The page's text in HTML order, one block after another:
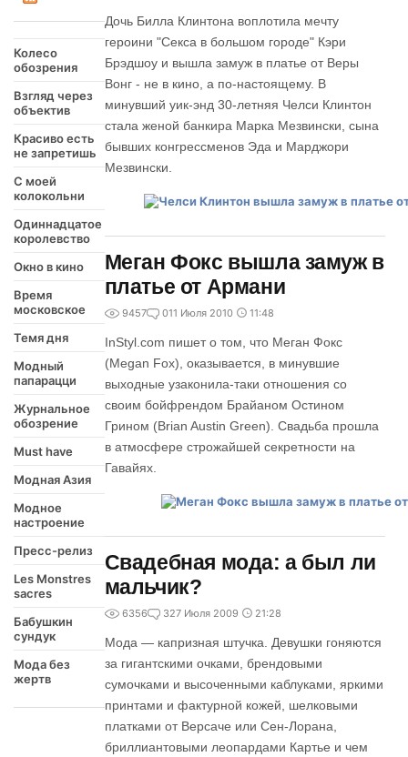
Колесо
обозрения
Взгляд через
объектив
Красиво есть
не запретишь
С моей
колокольни
Одиннадцатое
королевство
Окно в кино
Время
московское
Темя дня
Модный
папарацци
Журнальное
обозрение
Must have
Модная Азия
Модное
настроение
Пресс-релиз
Les Monstres
sacres
Бабушкин
сундук
Мода без
жертв
Дочь Билла Клинтона воплотила мечту
героини "Секса в большом городе" Кэри
Брэдшоу и вышла замуж в платье от Веры
Вонг - не в кино, а по-настоящему. В
минувший уик-энд 30-летняя Челси Клинтон
стала женой банкира Марка Мезвински, сына
бывших конгрессменов Эда и Марджори
Мезвински.
Меган Фокс вышла замуж в
платье от Армани
9457 011 Июля 2010 11:48
InStyl.com пишет о том, что Меган Фокс
(Megan Fox), оказывается, в минувшие
выходные узаконила-таки отношения со
своим бойфрендом Брайаном Остином
Грином (Brian Austin Green). Свадьба прошла
в атмосфере строжайшей секретности на
Гавайях.
Свадебная мода: а был ли
мальчик?
6356 327 Июля 2009 21:28
Мода — капризная штучка. Девушки гоняются
за гигантскими очками, брендовыми
сумочками и высоченными каблуками, яркими
принтами и фактурной кожей, шелковыми
платками от Версаче или Сен-Лорана,
бриллиантовыми леопардами Картье и чем